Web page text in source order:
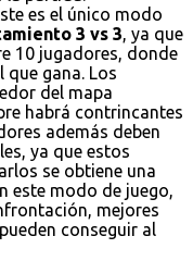
es el único modo
3 vs 3, ya que
10 jugadores, donde
que gana. Los
del mapa
habrá contrincantes
además deben
ya que estos
se obtiene una
este modo de juego,
mejores
conseguir al